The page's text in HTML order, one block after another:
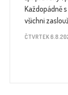
Každopádně
všichni
ČTVRTEK